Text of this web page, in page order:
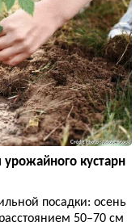
кустарн
посадки: осень
50–70 см